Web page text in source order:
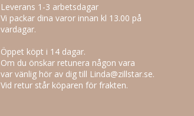
Leverans 1-3 arbetsdagar
Vi packar dina varor innan kl 13.00 på
vardagar.
Öppet köpt i 14 dagar.
Om du önskar retunera någon vara
var vänlig hör av dig till Linda@zillstar.se.
Vid retur står köparen för frakten.